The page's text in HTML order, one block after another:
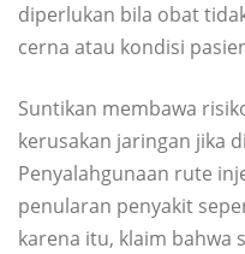
diperlukan bila obat
cerna atau kondisi
Suntikan membawa
kerusakan jaringan jika
Penyalahgunaan rute
penularan penyakit
karena itu, klaim bahwa